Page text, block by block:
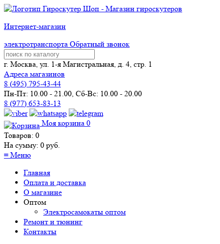
Интернет-магазин
электротранспорта Обратный звонок
г. Москва, ул. 1-я Магистральная, д. 4, стр. 1
Адреса магазинов
8 (495) 795-43-44
Пн-Пт: 10.00 - 21.00, Сб-Вс: 10.00 - 20.00
8 (977) 653-83-13
Моя корзина 0
Товаров: 0
На сумму: 0 руб.
≡ Меню
Главная
Оплата и доставка
О магазине
Оптом
Электросамокаты оптом
Ремонт и тюнинг
Контакты